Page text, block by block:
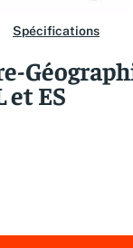
Spécifications
et ES